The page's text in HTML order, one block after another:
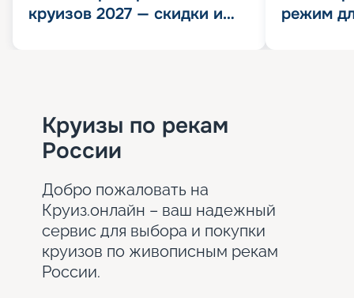
круизов 2027 — скидки и
режим
Круизы по рекам
России
Добро пожаловать на
Круиз.онлайн – ваш надежный
сервис для выбора и покупки
круизов по живописным рекам
России.